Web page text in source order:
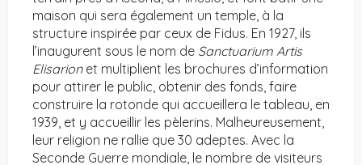
maison qui sera également un temple, à la
structure inspirée par ceux de Fidus. En 1927, ils
l’inaugurent sous le nom de Sanctuarium Artis
Elisarionet multiplient les brochures d’information
pour attirer le public, obtenir des fonds, faire
construire la rotonde qui accueillera le tableau, en
1939, et y accueillir les pèlerins. Malheureusement,
leur religion ne rallie que 30 adeptes. Avec la
Seconde Guerre mondiale, le nombre de visiteurs